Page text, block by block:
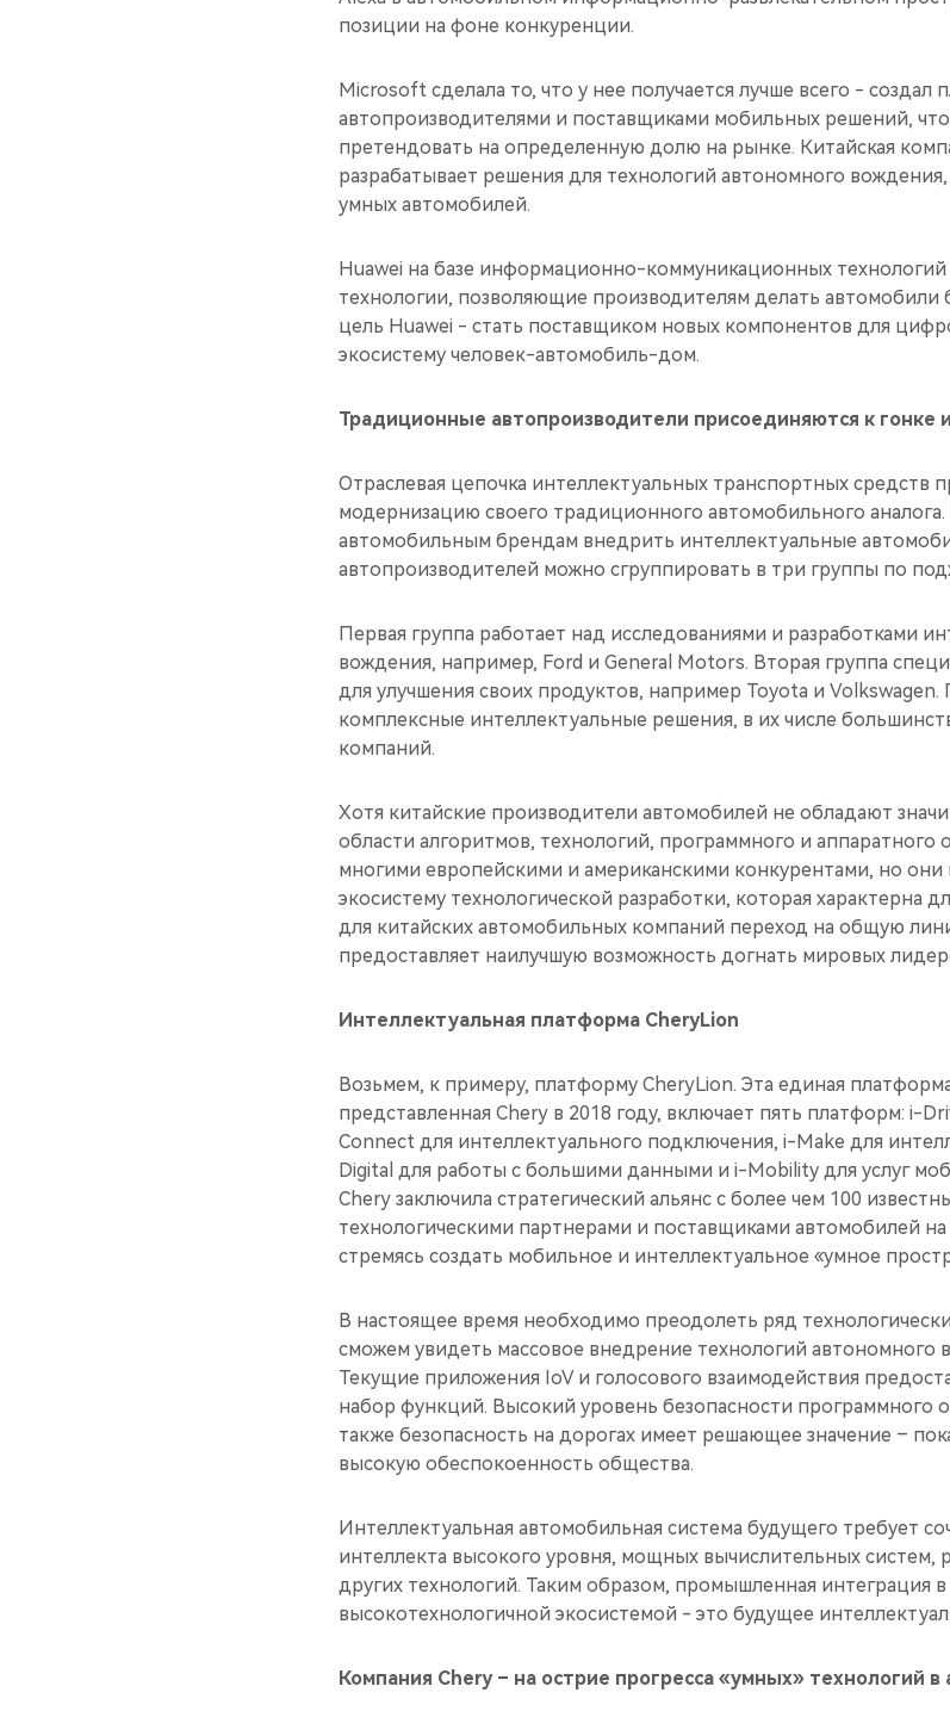
позиции на фоне конкуренции.
Microsoft сделала то, что у нее получается лучше всего - создал
автопроизводителями и поставщиками мобильных решений,
претендовать на определенную долю на рынке. Китайская
разрабатывает решения для технологий автономного
умных автомобилей.
Huawei на базе информационно-коммуникационных
технологии, позволяющие производителям делать
цель Huawei - стать поставщиком новых компонентов для
экосистему человек-автомобиль-дом.
Традиционные автопроизводители присоединяются к гонке
Отраслевая цепочка интеллектуальных транспортных средств
модернизацию своего традиционного автомобильного
автомобильным брендам внедрить интеллектуальные
автопроизводителей можно сгруппировать в три группы по
Первая группа работает над исследованиями и разработками
вождения, например, Ford и General Motors. Вторая группа
для улучшения своих продуктов, например Toyota и Volkswagen.
комплексные интеллектуальные решения, в их числе
компаний.
Хотя китайские производители автомобилей не обладают
области алгоритмов, технологий, программного и аппаратного
многими европейскими и американскими конкурентами, но
экосистему технологической разработки, которая характерна
для китайских автомобильных компаний переход на общую
предоставляет наилучшую возможность догнать мировых
Интеллектуальная платформа CheryLion
Возьмем, к примеру, платформу CheryLion. Эта единая
представленная Chery в 2018 году, включает пять платформ: i-
Connect для интеллектуального подключения, i-Make для
Digital для работы с большими данными и i-Mobility для услуг
Chery заключила стратегический альянс с более чем 100
технологическими партнерами и поставщиками автомобилей
стремясь создать мобильное и интеллектуальное «умное
В настоящее время необходимо преодолеть ряд
сможем увидеть массовое внедрение технологий автономного
Текущие приложения IoV и голосового взаимодействия
набор функций. Высокий уровень безопасности программного
также безопасность на дорогах имеет решающее значение –
высокую обеспокоенность общества.
Интеллектуальная автомобильная система будущего требует
интеллекта высокого уровня, мощных вычислительных систем,
других технологий. Таким образом, промышленная интеграция
высокотехнологичной экосистемой - это будущее
Компания Chery – на острие прогресса «умных» технологий